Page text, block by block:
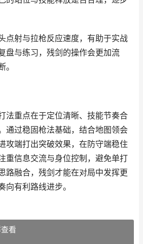
点射与拉枪反应速度，有助于实战
盘与练习，残剑的操作会更加流
。
法重点在于定位清晰、技能节奏合
通过稳固枪法基础，结合地图领会
攻端打出突破效果，在防守端稳住
重信息交流与身位控制，避免单打
路融合，残剑才能在对局中发挥更
向有利路线进步。
看